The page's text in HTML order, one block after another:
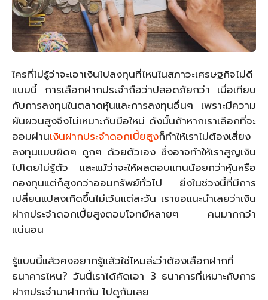
ใครที่ไม่รู้ว่าจะเอาเงินไปลงทุนที่ไหนในสภาวะเศรษฐกิจไม่ดี
แบบนี้ การเลือกฝากประจำถือว่าปลอดภัยกว่า เมื่อเทียบ
กับการลงทุนในตลาดหุ้นและการลงทุนอื่นๆ เพราะมีความ
ผันผวนสูงจึงไม่เหมาะกับมือใหม่ ดังนั้นถ้าหากเราเลือกที่จะ
ออมผ่านเงินฝากประจำดอกเบี้ยสูงก็ทำให้เราไม่ต้องเสี่ยง
ลงทุนแบบผิดๆ ถูกๆ ด้วยตัวเอง ซึ่งอาจทำให้เราสูญเงิน
ไปโดยไม่รู้ตัว และแม้ว่าจะให้ผลตอบแทนน้อยกว่าหุ้นหรือ
กองทุนแต่ก็สูงกว่าออมทรัพย์ทั่วไป ยิ่งในช่วงนี้ที่มีการ
เปลี่ยนแปลงเกิดขึ้นไม่เว้นแต่ละวัน เราขอแนะนำเลยว่าเงิน
ฝากประจำดอกเบี้ยสูงตอบโจทย์หลายๆ คนมากกว่า
แน่นอน
รู้แบบนี้แล้วคงอยากรู้แล้วใช่ไหมล่ะว่าต้องเลือกฝากที่
ธนาคารไหน? วันนี้เราได้คัดเอา 3 ธนาคารที่เหมาะกับการ
ฝากประจำมาฝากกัน ไปดูกันเลย